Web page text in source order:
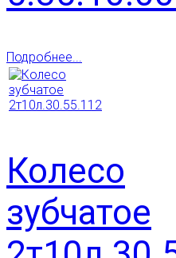
Подробнее...
Колесо
зубчатое